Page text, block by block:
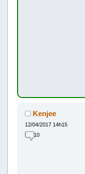
Kenjee
12/04/2017 14h15
10